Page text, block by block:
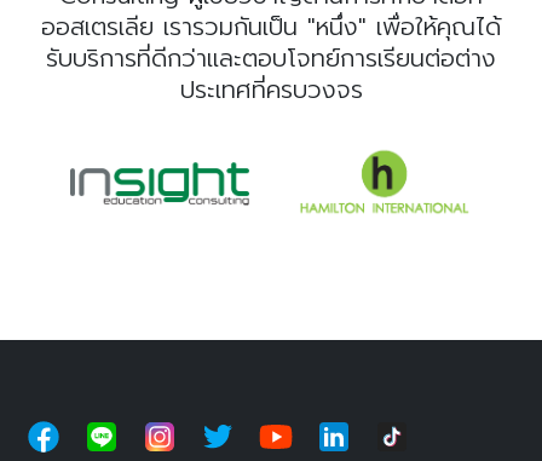
ออสเตรเลีย เรารวมกันเป็น "หนึ่ง" เพื่อให้คุณได้
รับบริการที่ดีกว่าและตอบโจทย์การเรียนต่อต่าง
ประเทศที่ครบวงจร